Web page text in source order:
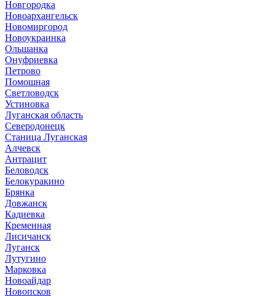
Новгородка
Новоархангельск
Новомиргород
Новоукраинка
Ольшанка
Онуфриевка
Петрово
Помошная
Светловодск
Устиновка
Луганская область
Северодонецк
Станица Луганская
Алчевск
Антрацит
Беловодск
Белокуракино
Брянка
Довжанск
Кадиевка
Кременная
Лисичанск
Луганск
Лутугино
Марковка
Новоайдар
Новопсков